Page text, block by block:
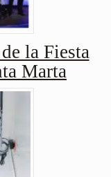
la Fiesta
Marta